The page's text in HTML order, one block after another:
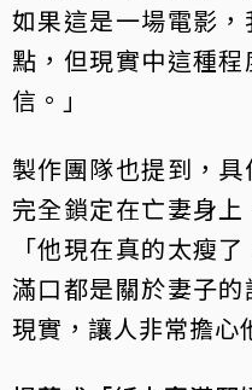
如果這是一場電影
點，但現實中這種
信。」
製作團隊也提到，
完全鎖定在亡妻身上
「他現在真的太瘦
滿口都是關於妻子
現實，讓人非常擔心